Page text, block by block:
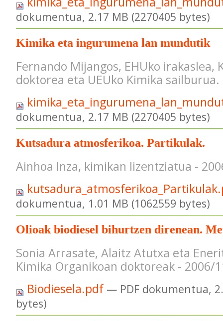
dokumentua, 2.17 MB (2270405 bytes)
Kimika eta ingurumena lan mundutik
Fernando Mijangos, EHUko irakaslea,
doktorea eta UEUko Kimika
dokumentua, 2.17 MB (2270405 bytes)
Kutsadura atmosferikoa. Partikulak.
Ainhoa Inza, kimikan lizentziatua -
dokumentua, 1.01 MB (1062559 bytes)
Olioak biodiesel bihurtzen direnean.
Sonia Arrasate, Alaitz Atutxa eta
Kimika Organikoan doktoreak - 2006/
Biodiesela.pdf — PDF dokumentua,
bytes)